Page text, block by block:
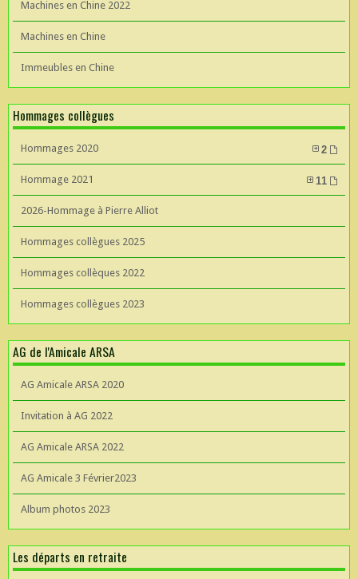
Machines en Chine 2022
Machines en Chine
Immeubles en Chine
Hommages collègues
Hommages 2020 2
Hommage 2021 11
2026-Hommage à Pierre Alliot
Hommages collègues 2025
Hommages collèques 2022
Hommages collègues 2023
AG de l'Amicale ARSA
AG Amicale ARSA 2020
Invitation à AG 2022
AG Amicale ARSA 2022
AG Amicale 3 Février2023
Album photos 2023
Les départs en retraite